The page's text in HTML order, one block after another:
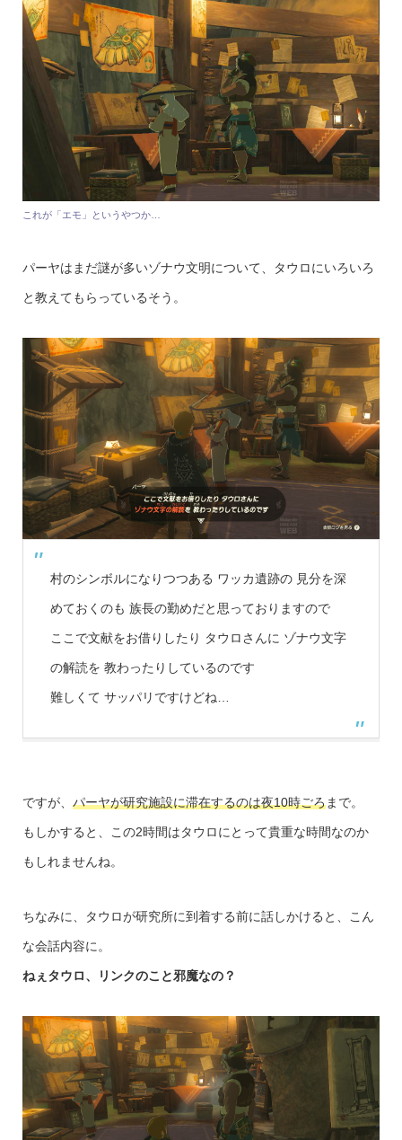
これが「エモ」というやつか…
パーヤはまだ謎が多いゾナウ文明について、タウロにいろいろ
と教えてもらっているそう。
村のシンボルになりつつある ワッカ遺跡の 見分を深
めておくのも 族長の勤めだと思っておりますので
ここで文献をお借りしたり タウロさんに ゾナウ文字
の解読を 教わったりしているのです
難しくて サッパリですけどね…
ですが、 パーヤが研究施設に滞在するのは夜10時ごろまで。
もしかすると、この2時間はタウロにとって貴重な時間なのか
もしれませんね。
ちなみに、タウロが研究所に到着する前に話しかけると、こん
な会話内容に。
ねぇタウロ、リンクのこと邪魔なの？